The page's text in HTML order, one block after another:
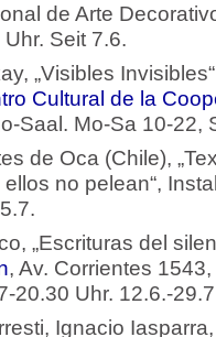
de Arte
Seit 7.6.
„Visibles
Cultural de la
Saal. Mo-Sa 10-22,
de Oca (Chile),
ellos no pelean“,
„Escrituras del
, Av. Corrientes 1543,
20.30 Uhr. 12.6.-
Ignacio